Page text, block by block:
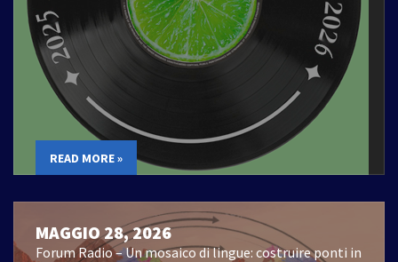
READ MORE »
MAGGIO 28, 2026
Forum Radio – Un mosaico di lingue: costruire ponti in